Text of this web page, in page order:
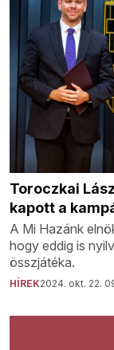
Toroczkai
kapott a
A Mi Hazánk
hogy eddig is
összjátéka.
HÍREK2024. okt. 22.